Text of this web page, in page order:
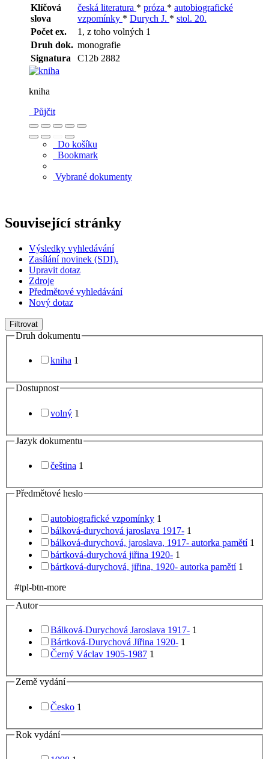
Klíčová
slova
česká literatura * próza * autobiografické
vzpomínky * Durych J. * stol. 20.
Počet ex.
1, z toho volných 1
Druh dok. monografie
Signatura
C12b 2882
kniha
Půjčit
Do košíku
Bookmark
Vybrané dokumenty
Související stránky
Výsledky vyhledávání
Zasílání novinek (SDI).
Upravit dotaz
Zdroje
Předmětové vyhledávání
Nový dotaz
Filtrovat
Druh dokumentu
kniha 1
Dostupnost
volný 1
Jazyk dokumentu
čeština 1
Předmětové heslo
autobiografické vzpomínky 1
bálková-durychová jaroslava 1917- 1
bálková-durychová, jaroslava, 1917- autorka pamětí 1
bártková-durychová jiřina 1920- 1
bártková-durychová, jiřina, 1920- autorka pamětí 1
#tpl-btn-more
Autor
Bálková-Durychová Jaroslava 1917- 1
Bártková-Durychová Jiřina 1920- 1
Černý Václav 1905-1987 1
Země vydání
Česko 1
Rok vydání